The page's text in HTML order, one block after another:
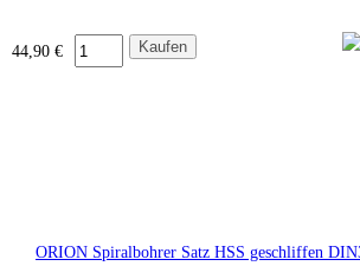
44,90 €
ORION Spiralbohrer Satz HSS geschliffen